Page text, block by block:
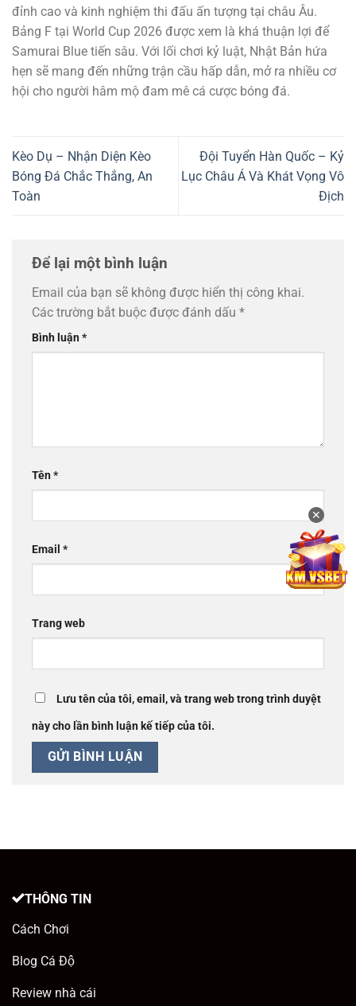
đỉnh cao và kinh nghiệm thi đấu ấn tượng tại châu Âu.
Bảng F tại World Cup 2026 được xem là khá thuận lợi để
Samurai Blue tiến sâu. Với lối chơi kỷ luật, Nhật Bản hứa
hẹn sẽ mang đến những trận cầu hấp dẫn, mở ra nhiều cơ
hội cho người hâm mộ đam mê cá cược bóng đá.
Kèo Dụ – Nhận Diện Kèo
Bóng Đá Chắc Thắng, An
Toàn
Đội Tuyển Hàn Quốc – Kỷ
Lục Châu Á Và Khát Vọng Vô
Địch
Để lại một bình luận
Email của bạn sẽ không được hiển thị công khai.
Các trường bắt buộc được đánh dấu *
Bình luận*
Tên*
Email *
Trang web
Lưu tên của tôi, email, và trang web trong trình duyệt
này cho lần bình luận kế tiếp của tôi.
THÔNG TIN
Cách Chơi
Blog Cá Độ
Review nhà cái
✕